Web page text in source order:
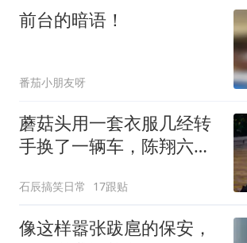
前台的暗语！
番茄小朋友呀
蘑菇头用一套衣服几经转
手换了一辆车，陈翔六点
石辰搞笑日常 17跟贴
像这样嚣张跋扈的保安，